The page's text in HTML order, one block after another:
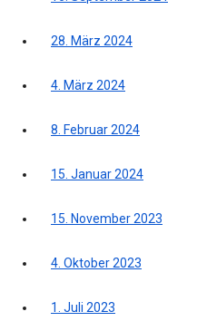
28. März 2024
4. März 2024
8. Februar 2024
15. Januar 2024
15. November 2023
4. Oktober 2023
1. Juli 2023